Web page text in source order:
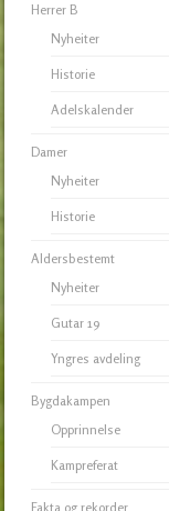
Herrer B
Nyheiter
Historie
Adelskalender
Damer
Nyheiter
Historie
Aldersbestemt
Nyheiter
Gutar 19
Yngres avdeling
Bygdakampen
Opprinnelse
Kampreferat
Fakta og rekorder